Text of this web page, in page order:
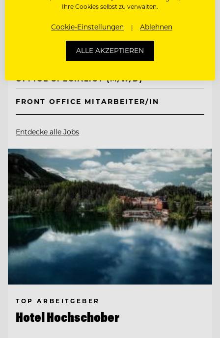
Mount Med Resort
6311 Wildschönau-Oberau, Österreich
OFFICE SPECIALIST (M/W/D)
FRONT OFFICE MITARBEITER/IN
Entdecke alle Jobs
TOP ARBEITGEBER
Hotel Hochschober
Ihre Cookies selbst zu verwalten.
Cookie-Einstellungen Ablehnen
ALLE AKZEPTIEREN